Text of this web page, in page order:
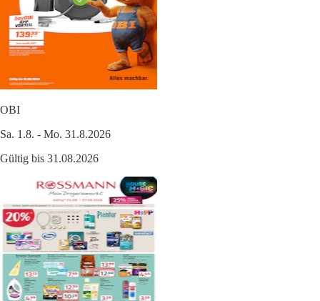
OBI
Sa. 1.8. - Mo. 31.8.2026
Gültig bis 31.08.2026